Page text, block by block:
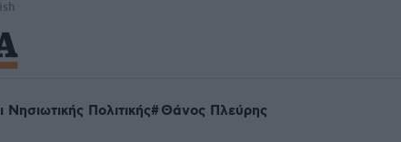
Νησιωτικής Πολιτικής Θάνος Πλεύρης